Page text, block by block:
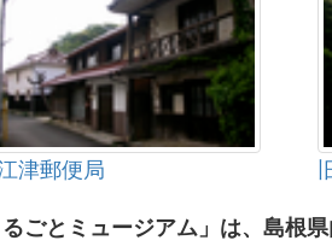
津郵便局
るごとミュージアム」は、島根